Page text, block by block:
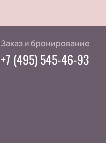
Заказ и бронирование
+7 (495) 545-46-93